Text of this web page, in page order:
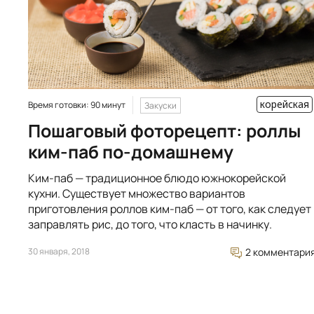
Время готовки: 90 минут Закуски корейская
Пошаговый фоторецепт: роллы
ким-паб по-домашнему
Ким-паб — традиционное блюдо южнокорейской
кухни. Существует множество вариантов
приготовления роллов ким-паб — от того, как следует
заправлять рис, до того, что класть в начинку.
30 января, 2018 2